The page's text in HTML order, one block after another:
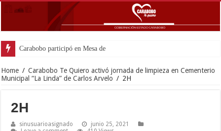
Carabobo participó en Mesa de trabajo presidencial para pot
Home / Carabobo Te Quiero activó jornada de limpieza en Cementerio
Municipal “La Linda” de Carlos Arvelo / 2H
2H
sinusuarioasignado
junio 25, 2021